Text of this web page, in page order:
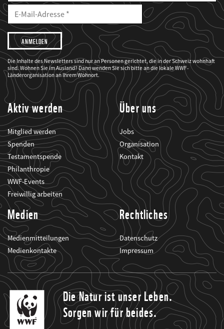
E-
Mailadresse
E-
Adresse
Ich
möchte,
dass
der
WWF
mich
über
seine
Projekte
informiert.
Die Inhalte des Newsletters sind nur an Personen gerichtet, die in der Schweiz wohnhaft
sind. Wohnen Sie im Ausland? Dann wenden Sie sich bitte an die lokale WWF-
Länderorganisation an Ihrem Wohnort.
Aktiv werden
Mitglied werden
Spenden
Testamentspende
Philanthropie
WWF-Events
Freiwillig arbeiten
Über uns
Jobs
Organisation
Kontakt
Medien
Medienmitteilungen
Medienkontakte
Rechtliches
Datenschutz
Impressum
Die Natur ist unser Leben.
Sorgen wir für beides.